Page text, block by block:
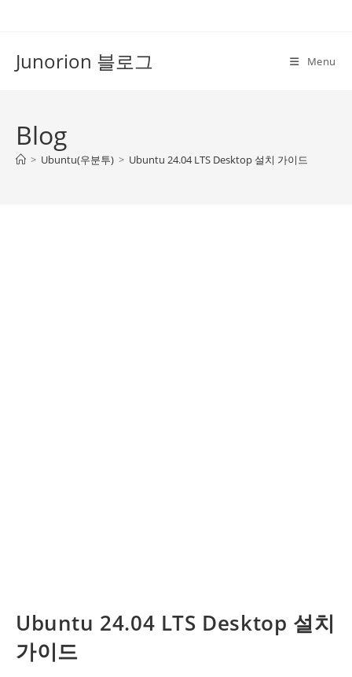
Junorion 블로그 Menu
Blog
> Ubuntu(우분투) > Ubuntu 24.04 LTS Desktop 설치 가이드
Ubuntu 24.04 LTS Desktop 설치
가이드